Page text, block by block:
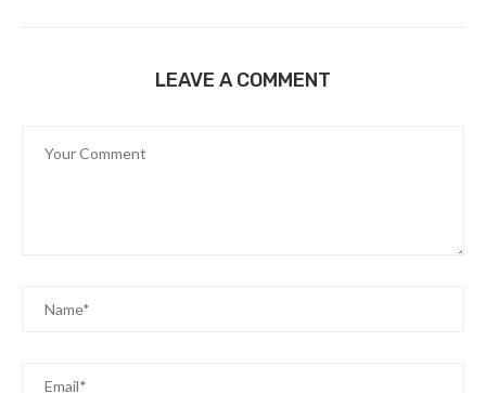
LEAVE A COMMENT